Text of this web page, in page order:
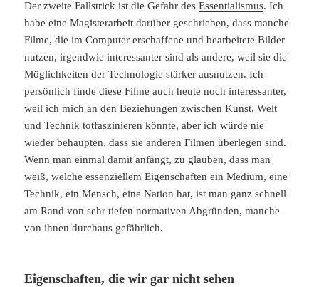
Der zweite Fallstrick ist die Gefahr desEssentialismus. Ich
habe eine Magisterarbeit darüber geschrieben, dass manche
Filme, die im Computer erschaffene und bearbeitete Bilder
nutzen, irgendwie interessanter sind als andere, weil sie die
Möglichkeiten der Technologie stärker ausnutzen. Ich
persönlich finde diese Filme auch heute noch interessanter,
weil ich mich an den Beziehungen zwischen Kunst, Welt
und Technik totfaszinieren könnte, aber ich würde nie
wieder behaupten, dass sie anderen Filmen überlegen sind.
Wenn man einmal damit anfängt, zu glauben, dass man
weiß, welche essenziellem Eigenschaften ein Medium, eine
Technik, ein Mensch, eine Nation hat, ist man ganz schnell
am Rand von sehr tiefen normativen Abgründen, manche
von ihnen durchaus gefährlich.
Eigenschaften, die wir gar nicht sehen